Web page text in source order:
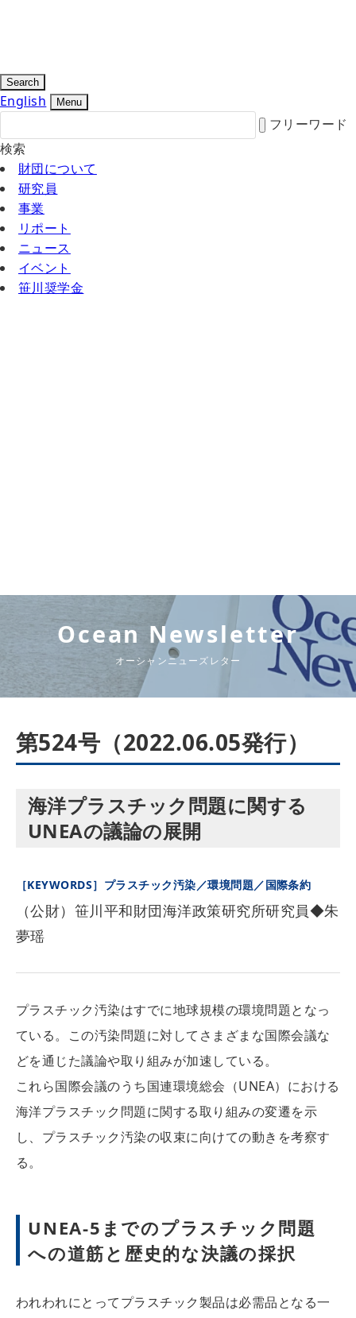
Search
English Menu
フリーワード
検索
財団について
研究員
事業
リポート
ニュース
イベント
笹川奨学金
Ocean Newsletter
オーシャンニューズレター
第524号（2022.06.05発行）
海洋プラスチック問題に関する
UNEAの議論の展開
［KEYWORDS］プラスチック汚染／環境問題／国際条約
（公財）笹川平和財団海洋政策研究所研究員◆朱
夢瑶
プラスチック汚染はすでに地球規模の環境問題となっ
ている。この汚染問題に対してさまざまな国際会議な
どを通じた議論や取り組みが加速している。
これら国際会議のうち国連環境総会（UNEA）における
海洋プラスチック問題に関する取り組みの変遷を示
し、プラスチック汚染の収束に向けての動きを考察す
る。
UNEA-5までのプラスチック問題
への道筋と歴史的な決議の採択
われわれにとってプラスチック製品は必需品となる一